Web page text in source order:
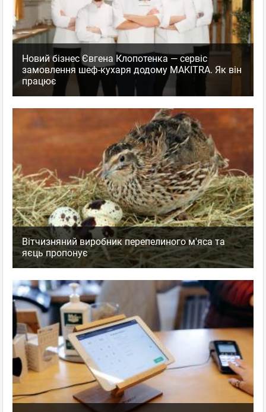
Новий бізнес Євгена Клопотенка — сервіс
замовлення шеф-кухаря додому MAKITRA. Як він
працює
Вітчизняний виробник перепелиного м'яса та
яєць пропонує